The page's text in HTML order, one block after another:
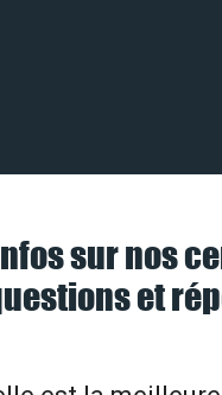
sur nos
et